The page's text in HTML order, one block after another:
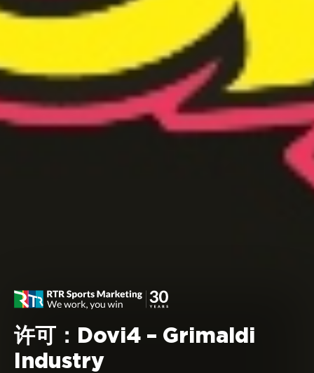
许可：Dovi4 – Grimaldi
Industry